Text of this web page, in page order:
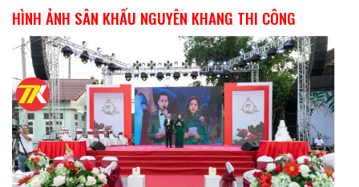
HÌNH ẢNH SÂN KHẤU NGUYÊN KHANG THI CÔNG